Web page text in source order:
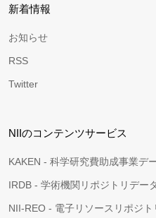
新着情報
お知らせ
RSS
Twitter
NIIのコンテンツサービス
KAKEN - 科学研究費助成事業デ
IRDB - 学術機関リポジトリデー
NII-REO - 電子リソースリポジト